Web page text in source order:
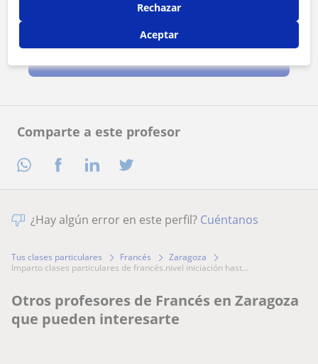
Comparte a este profesor
Al hacer clic, aceptas nuestroaviso legal
¿Hay algún error en este perfil? Cuéntanos
Tus clases particulares Francés
Zaragoza
imparto clases particulares de francés.nivel iniciación hast...
Otros profesores de Francés en Zaragoza
que pueden interesarte
Rechazar
Aceptar